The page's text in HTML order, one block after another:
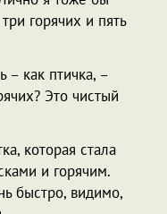
горячих и пять
как птичка, –
Это чистый
которая стала
и горячим.
быстро, видимо,